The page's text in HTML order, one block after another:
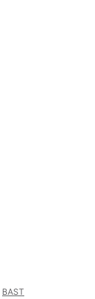
BAST